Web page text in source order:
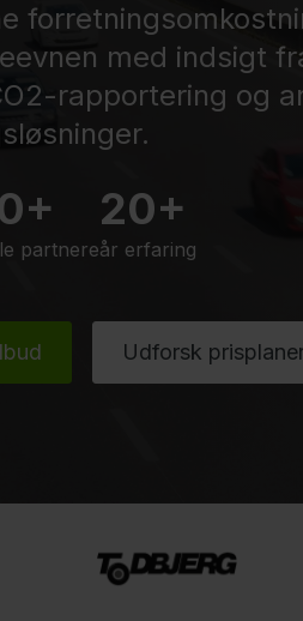
med indsigt
rapportering og
partnere
20+
år erfaring
Udforsk